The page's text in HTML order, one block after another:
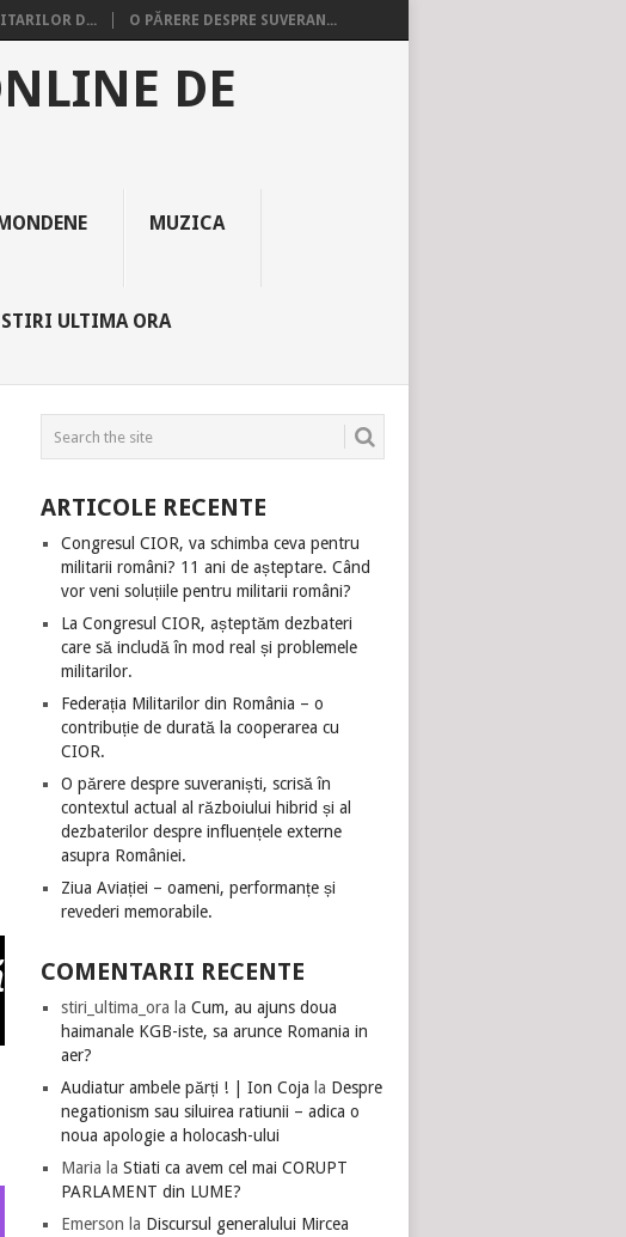
D... O PĂRERE DESPRE SUVERAN...
DE
MUZICA
STIRI ULTIMA ORA
ARTICOLE RECENTE
Congresul CIOR, va schimba ceva pentru
militarii români? 11 ani de așteptare. Când
vor veni soluțiile pentru militarii români?
La Congresul CIOR, așteptăm dezbateri
care să includă în mod real și problemele
militarilor.
Federația Militarilor din România – o
contribuție de durată la cooperarea cu
CIOR.
O părere despre suveraniști, scrisă în
contextul actual al războiului hibrid și al
dezbaterilor despre influențele externe
asupra României.
Ziua Aviației – oameni, performanțe și
revederi memorabile.
COMENTARII RECENTE
stiri_ultima_ora laCum, au ajuns doua
haimanale KGB-iste, sa arunce Romania in
aer?
Audiatur ambele părți ! | Ion Coja la Despre
negationism sau siluirea ratiunii – adica o
noua apologie a holocash-ului
Maria laStiati ca avem cel mai CORUPT
PARLAMENT din LUME?
Emerson la Discursul generalului Mircea